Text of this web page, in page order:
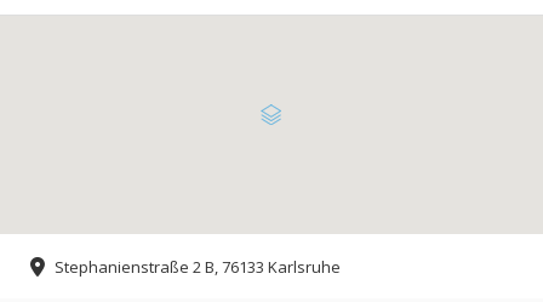
Stephanienstraße 2 B, 76133 Karlsruhe